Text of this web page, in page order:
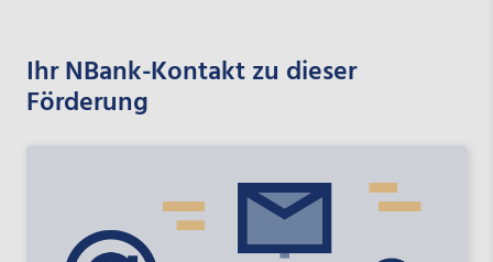
Ihr NBank-Kontakt zu dieser
Förderung